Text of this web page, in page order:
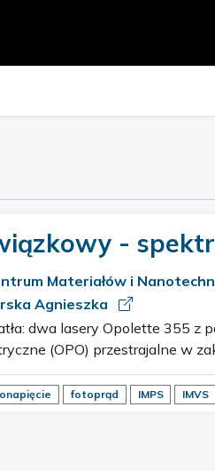
-
Materiałów i
Agnieszka
(OPO) przestrajalne w
mocy impulsu rzędu 500 kW. Układ detekcji:
fotoprąd IMPS IMVS